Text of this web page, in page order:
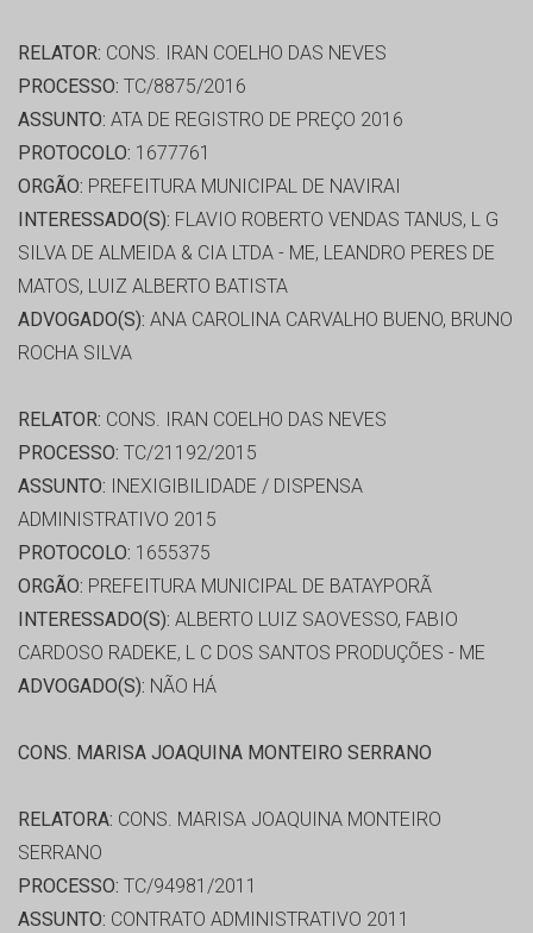
RELATOR: CONS. IRAN COELHO DAS NEVES
PROCESSO: TC/8875/2016
ASSUNTO: ATA DE REGISTRO DE PREÇO 2016
PROTOCOLO: 1677761
ORGÃO: PREFEITURA MUNICIPAL DE NAVIRAI
INTERESSADO(S): FLAVIO ROBERTO VENDAS TANUS, L G
SILVA DE ALMEIDA & CIA LTDA - ME, LEANDRO PERES DE
MATOS, LUIZ ALBERTO BATISTA
ADVOGADO(S): ANA CAROLINA CARVALHO BUENO, BRUNO
ROCHA SILVA
RELATOR: CONS. IRAN COELHO DAS NEVES
PROCESSO: TC/21192/2015
ASSUNTO: INEXIGIBILIDADE / DISPENSA
ADMINISTRATIVO 2015
PROTOCOLO: 1655375
ORGÃO: PREFEITURA MUNICIPAL DE BATAYPORÃ
INTERESSADO(S): ALBERTO LUIZ SAOVESSO, FABIO
CARDOSO RADEKE, L C DOS SANTOS PRODUÇÕES - ME
ADVOGADO(S): NÃO HÁ
CONS. MARISA JOAQUINA MONTEIRO SERRANO
RELATORA: CONS. MARISA JOAQUINA MONTEIRO
SERRANO
PROCESSO: TC/94981/2011
ASSUNTO: CONTRATO ADMINISTRATIVO 2011